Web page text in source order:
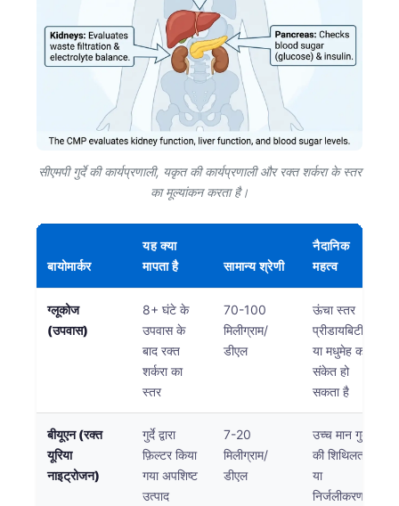
सीएमपी गुर्दे की कार्यप्रणाली, यकृत की कार्यप्रणाली और रक्त शर्करा के स्तर
का मूल्यांकन करता है।
बायोमार्कर
यह क्या
मापता है
सामान्य श्रेणी
नैदानिक
महत्व
ग्लूकोज
(उपवास)
8+ घंटे के
उपवास के
बाद रक्त
शर्करा का
स्तर
70-100
मिलीग्राम/
डीएल
ऊंचा स्तर
प्रीडायबिटीज
या मधुमेह का
संकेत हो
सकता है
बीयूएन (रक्त
यूरिया
नाइट्रोजन)
गुर्दे द्वारा
फ़िल्टर किया
गया अपशिष्ट
उत्पाद
7-20
मिलीग्राम/
डीएल
उच्च मान गुर्दे
की शिथिलता
या
निर्जलीकरण